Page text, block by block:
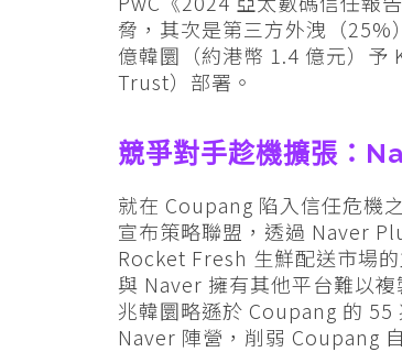
脅，其次是第三方外洩（
億韓圜（約港幣 1.4 億元）予
Trust）部署。
競爭對手趁機擴張：
就在 Coupang 陷入信任危機
宣布策略聯盟，透過 Naver
Rocket Fresh 生鮮配送市場
與 Naver 擁有其他平台難以
兆韓圜略遜於 Coupang 的 55
Naver 陣營，削弱 Coupang